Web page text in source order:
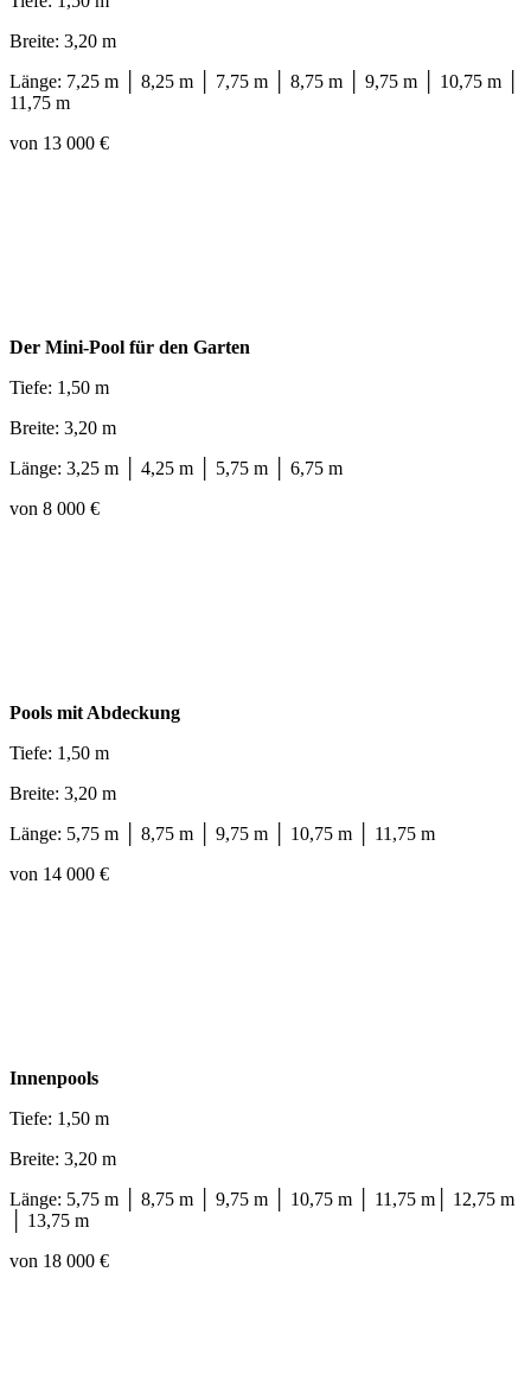
Breite: 3,20 m
Länge: 7,25 m │ 8,25 m │ 7,75 m │ 8,75 m │ 9,75 m │ 10,75 m │
11,75 m
von 13 000 €
Der Mini-Pool für den Garten
Tiefe: 1,50 m
Breite: 3,20 m
Länge: 3,25 m │ 4,25 m │ 5,75 m │ 6,75 m
von 8 000 €
Pools mit Abdeckung
Tiefe: 1,50 m
Breite: 3,20 m
Länge: 5,75 m │ 8,75 m │ 9,75 m │ 10,75 m │ 11,75 m
von 14 000 €
Innenpools
Tiefe: 1,50 m
Breite: 3,20 m
Länge: 5,75 m │ 8,75 m │ 9,75 m │ 10,75 m │ 11,75 m│ 12,75 m
│ 13,75 m
von 18 000 €